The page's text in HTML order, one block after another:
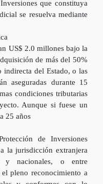
que constituya
se resuelva mediante
US$ 2.0 millones bajo la
de más del 50%
indirecta del Estado, o las
aseguradas durante 15
condiciones tributarias
Aunque si fuese un
25 años
de Inversiones
la jurisdicción extranjera
y nacionales, o entre
pleno reconocimiento a